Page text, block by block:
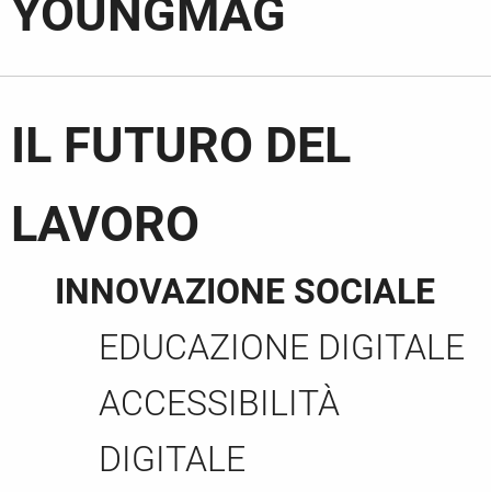
YOUNGMAG
IL FUTURO DEL
LAVORO
INNOVAZIONE SOCIALE
EDUCAZIONE DIGITALE
ACCESSIBILITÀ
DIGITALE